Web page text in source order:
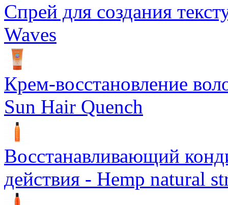
Спрей для создания
Waves
Крем-восстановление
Sun Hair Quench
Восстанавливающий
действия - Hemp natural